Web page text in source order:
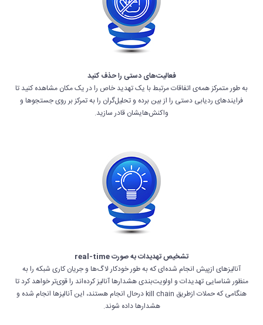
فعالیت‌های دستی را حذف کنید
به طور متمرکز همه‌ی اتفاقات مرتبط با یک تهدید خاص را در یک مکان مشاهده کنید تا
فرایندهای ردیابی دستی را از بین برده و تحلیل‌گران را به تمرکز بر روی جستجوها و
واکنش‌هایشان قادر سازید.
تشخیص تهدیدات به صورت real-time
آنالیزهای ازپیش انجام شده‌ای که به طور خودکار لاگ‌ها و جریان کاری شبکه را به
منظور شناسایی تهدیدات و اولویت‌بندی هشدارها آنالیز کرده‌اند را قوی‌تر خواهد کرد تا
هنگامی که حملات ازطریق kill chain درحال انجام هستند، این آنالیزها انجام شده و
هشدارها داده شوند.